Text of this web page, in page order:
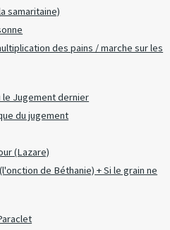
samaritaine)
des pains / marche sur les
le Jugement dernier
du jugement
(Lazare)
de Béthanie) + Si le grain ne